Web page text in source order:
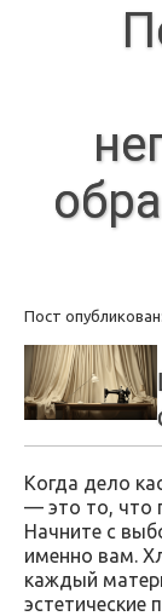
Пост
Когда дело
— это то, что
Начните с
именно вам.
каждый
эстетические